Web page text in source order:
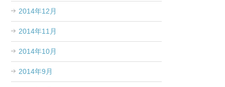
2014年12月
2014年11月
2014年10月
2014年9月